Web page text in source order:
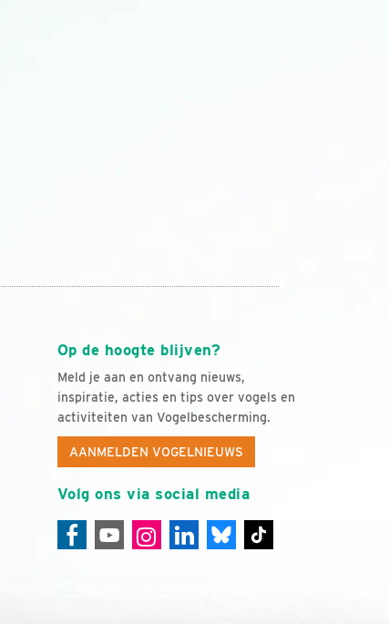
Op de hoogte blijven?
Meld je aan en ontvang nieuws,
inspiratie, acties en tips over vogels en
activiteiten van Vogelbescherming.
AANMELDEN VOGELNIEUWS
Volg ons via social media